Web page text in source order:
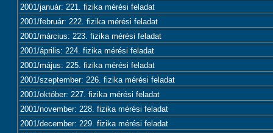
2001/január: 221. fizika mérési feladat
2001/február: 222. fizika mérési feladat
2001/március: 223. fizika mérési feladat
2001/április: 224. fizika mérési feladat
2001/május: 225. fizika mérési feladat
2001/szeptember: 226. fizika mérési feladat
2001/október: 227. fizika mérési feladat
2001/november: 228. fizika mérési feladat
2001/december: 229. fizika mérési feladat